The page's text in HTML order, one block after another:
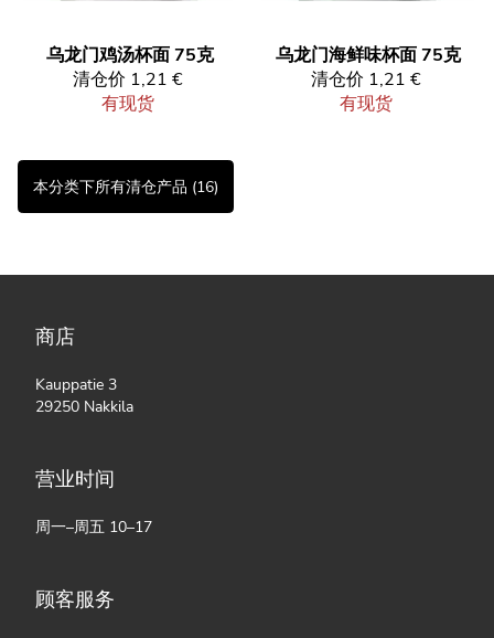
乌龙门鸡汤杯面 75克
清仓价 1,21 €
有现货
乌龙门海鲜味杯面 75克
清仓价 1,21 €
有现货
本分类下所有清仓产品 (16)
商店
Kauppatie 3
29250 Nakkila
营业时间
周一–周五 10–17
顾客服务